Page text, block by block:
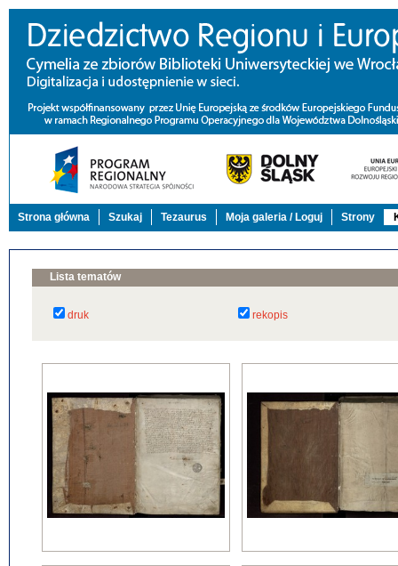
Strona główna Szukaj Tezaurus Moja galeria / Loguj Strony
Lista tematów
druk rekopis